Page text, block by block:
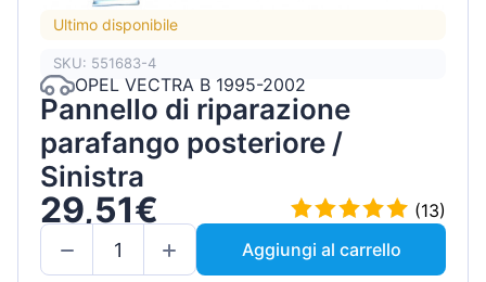
Ultimo disponibile
SKU: 551683-4
OPEL VECTRA B 1995-2002
Pannello di riparazione
parafango posteriore /
Sinistra
29,51€
(13)
Aggiungi al carrello